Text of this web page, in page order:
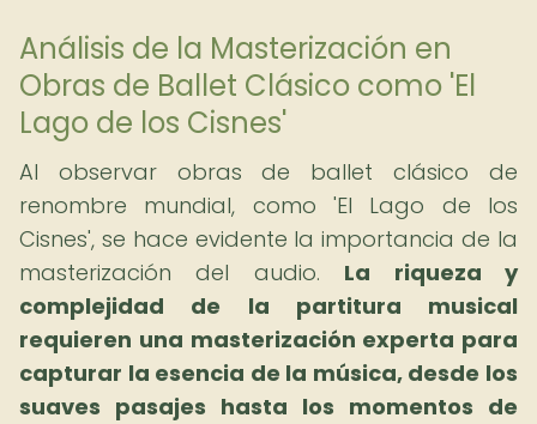
Análisis de la Masterización en
Obras de Ballet Clásico como 'El
Lago de los Cisnes'
Al observar obras de ballet clásico de
renombre mundial, como 'El Lago de los
Cisnes', se hace evidente la importancia de la
masterización del audio. La riqueza y
complejidad de la partitura musical
requieren una masterización experta para
capturar la esencia de la música, desde los
suaves pasajes hasta los momentos de